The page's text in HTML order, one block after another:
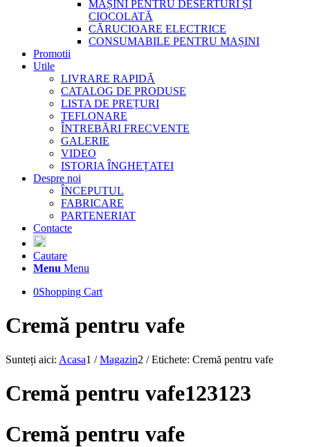
MAȘINI PENTRU DESERTURI ȘI
CIOCOLATĂ
CĂRUCIOARE ELECTRICE
CONSUMABILE PENTRU MAȘINI
Promotii
Utile
LIVRARE RAPIDĂ
CATALOG DE PRODUSE
LISTA DE PREȚURI
TEFLONARE
ÎNTREBĂRI FRECVENTE
GALERIE
VIDEO
ISTORIA ÎNGHEȚATEI
Despre noi
ÎNCEPUTUL
FABRICARE
PARTENERIAT
Contacte
Cautare
Menu Menu
0Shopping Cart
Cremă pentru vafe
Sunteți aici: Acasa1 / Magazin2 / Etichete: Cremă pentru vafe
Cremă pentru vafe123123
Cremă pentru vafe